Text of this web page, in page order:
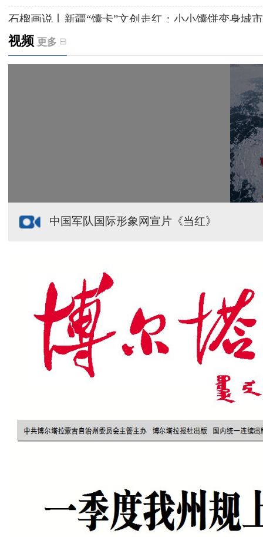
石榴画说丨新疆“馕卡”文创走红：小小馕饼变身城
天山观察丨暑期AI研学热，孩子们究竟学到什么
视频 更多
中国军队国际形象网宣片《当红》